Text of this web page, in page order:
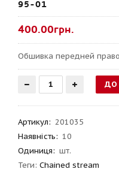
95-01
400.00грн.
Обшивка передней
Артикул: 201035
Наявність: 10
Одиниця: шт.
Теги: Chained stream